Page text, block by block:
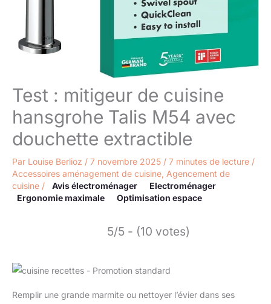
Test : mitigeur de cuisine
hansgrohe Talis M54 avec
douchette extractible
Par Louise Berlioz / 7 novembre 2025 / 7 minutes de lecture /
Accessoires aménagement de cuisine Agencement de
cuisine / Avis électroménager
Electroménager
Ergonomie maximale
Optimisation espace
5/5 - (10 votes)
Remplir une grande marmite ou nettoyer l’évier dans ses